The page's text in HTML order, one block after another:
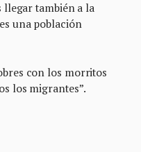
llegar también a la
una población
con los morritos
los migrantes”.